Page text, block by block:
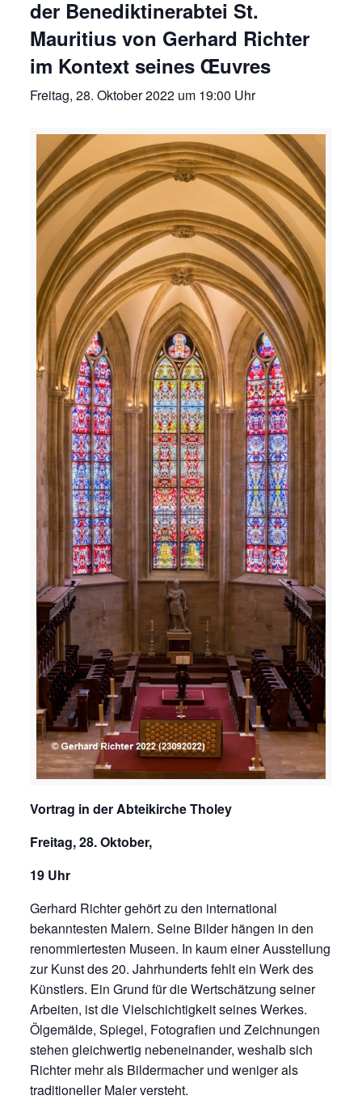
der Benediktinerabtei St.
Mauritius von Gerhard Richter
im Kontext seines Œuvres
Freitag, 28. Oktober 2022 um 19:00 Uhr
Vortrag in der Abteikirche Tholey
Freitag, 28. Oktober,
19 Uhr
Gerhard Richter gehört zu den international
bekanntesten Malern. Seine Bilder hängen in den
renommiertesten Museen. In kaum einer Ausstellung
zur Kunst des 20. Jahrhunderts fehlt ein Werk des
Künstlers. Ein Grund für die Wertschätzung seiner
Arbeiten, ist die Vielschichtigkeit seines Werkes.
Ölgemälde, Spiegel, Fotografien und Zeichnungen
stehen gleichwertig nebeneinander, weshalb sich
Richter mehr als Bildermacher und weniger als
traditioneller Maler versteht.